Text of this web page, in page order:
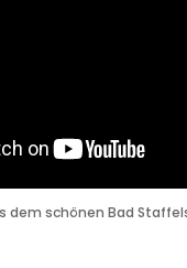
dem schönen Bad